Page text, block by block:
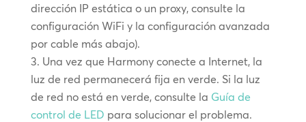
dirección IP estática o un proxy, consulte la
configuración WiFi y la configuración avanzada
por cable más abajo).
Una vez que Harmony conecte a Internet, la
luz de red permanecerá fija en verde. Si la luz
de red no está en verde, consulte la Guía de
control de LED para solucionar el problema.